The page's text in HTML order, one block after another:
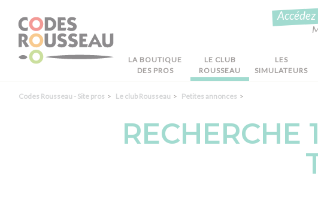
LA BOUTIQUE
DES PROS
LE CLUB
ROUSSEAU
LES
SIMULATEURS
Codes Rousseau - Site pros Le club Rousseau Petites annonces
RECHERCHE